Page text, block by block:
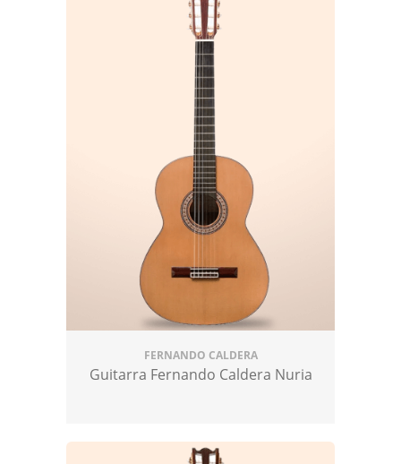
FERNANDO CALDERA
Guitarra Fernando Caldera Nuria